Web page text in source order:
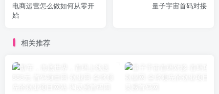
电商运营怎么做如何从零开
始
量子宇宙首码对接
相关推荐